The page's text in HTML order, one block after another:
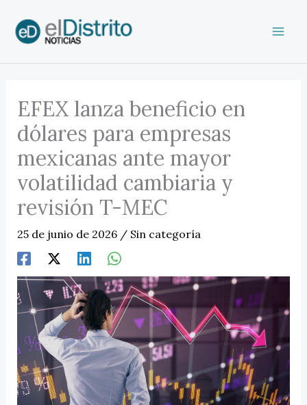
contenido
EFEX lanza beneficio en
dólares para empresas
mexicanas ante mayor
volatilidad cambiaria y
revisión T-MEC
25 de junio de 2026 / Sin categoría